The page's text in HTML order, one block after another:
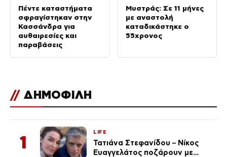
Πέντε καταστήματα
σφραγίστηκαν στην
Κασσάνδρα για
αυθαιρεσίες και
παραβάσεις
Μυστράς: Σε 11 μήνες
με αναστολή
καταδικάστηκε ο
55χρονος
// ΔΗΜΟΦΙΛΗ
1
LIFE
Τατιάνα Στεφανίδου – Νίκος
Ευαγγελάτος ποζάρουν με